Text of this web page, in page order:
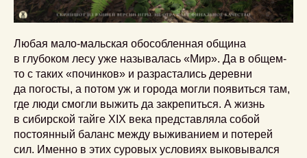
Любая мало-мальская обособленная община
в глубоком лесу уже называлась «Мир». Да в общем-
то с таких «починков» и разрастались деревни
да погосты, а потом уж и города могли появиться там,
где люди смогли выжить да закрепиться. А жизнь
в сибирской тайге XIX века представляла собой
постоянный баланс между выживанием и потерей
сил. Именно в этих суровых условиях выковывался